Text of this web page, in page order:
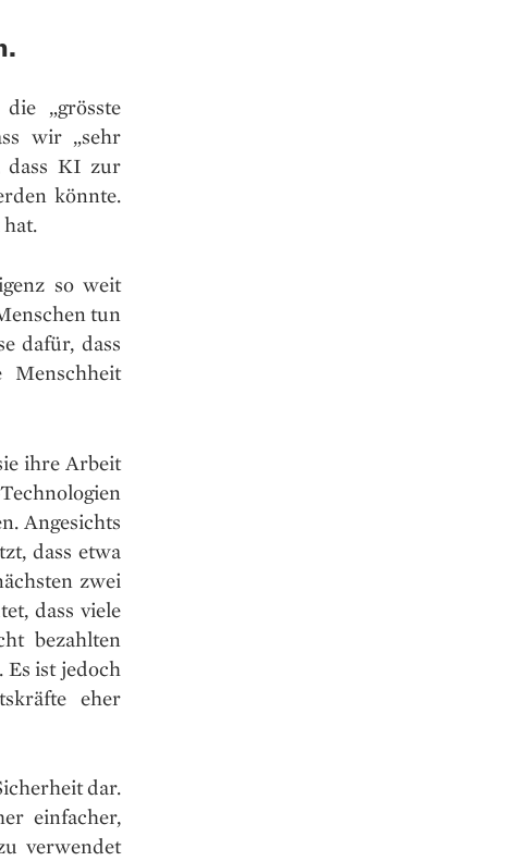
„grösste
wir „sehr
dass KI zur
könnte.
so weit
tun
dafür, dass
ihre Arbeit
Angesichts
dass etwa
zwei
dass viele
bezahlten
ist jedoch
eher
dar.
einfacher,
verwendet